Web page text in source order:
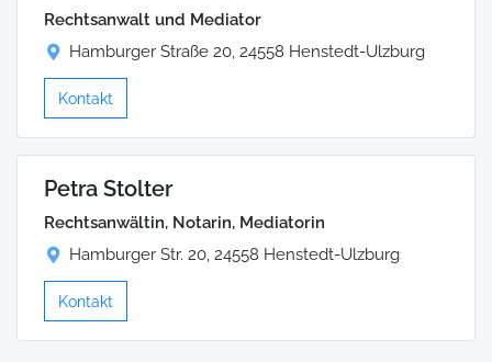
Rechtsanwalt und Mediator
Hamburger Straße 20, 24558 Henstedt-Ulzburg
Kontakt
Petra Stolter
Rechtsanwältin, Notarin, Mediatorin
Hamburger Str. 20, 24558 Henstedt-Ulzburg
Kontakt